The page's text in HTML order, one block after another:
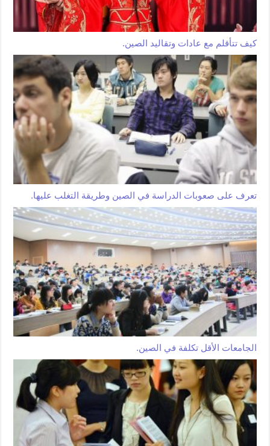
كيف تتأقلم مع عادات وتقاليد الصين.
تعرف على صعوبات الدراسة في الصين وطريقة التغلب عليها.
الجامعات الأقل تكلفة في الصين.